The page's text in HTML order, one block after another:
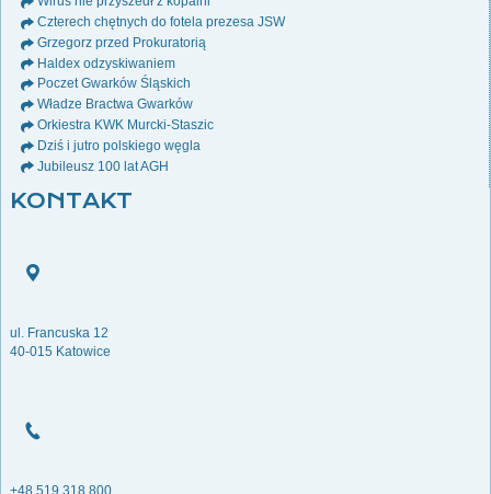
Czterech chętnych do fotela prezesa JSW
Grzegorz przed Prokuratorią
Haldex odzyskiwaniem
Poczet Gwarków Śląskich
Władze Bractwa Gwarków
Orkiestra KWK Murcki-Staszic
Dziś i jutro polskiego węgla
Jubileusz 100 lat AGH
KONTAKT
ul. Francuska 12
40-015 Katowice
+48 519 318 800